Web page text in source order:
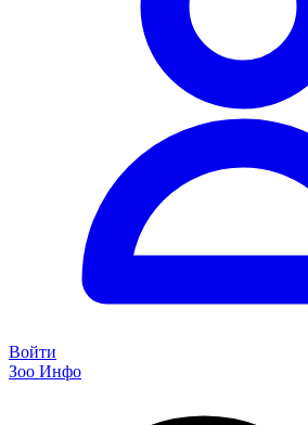
Войти
Зоо Инфо